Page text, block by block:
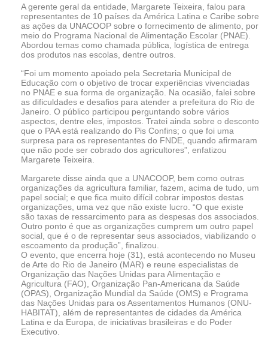
A gerente geral da entidade, Margarete Teixeira, falou para
representantes de 10 países da América Latina e Caribe sobre
as ações da UNACOOP sobre o fornecimento de alimento, por
meio do Programa Nacional de Alimentação Escolar (PNAE).
Abordou temas como chamada pública, logística de entrega
dos produtos nas escolas, dentre outros.
“Foi um momento apoiado pela Secretaria Municipal de
Educação com o objetivo de trocar experiências vivenciadas
no PNAE e sua forma de organização. Na ocasião, falei sobre
as dificuldades e desafios para atender a prefeitura do Rio de
Janeiro. O público participou perguntando sobre vários
aspectos, dentre eles, impostos. Tratei ainda sobre o desconto
que o PAA está realizando do Pis Confins; o que foi uma
surpresa para os representantes do FNDE, quando afirmaram
que não pode ser cobrado dos agricultores”, enfatizou
Margarete Teixeira.
Margarete disse ainda que a UNACOOP, bem como outras
organizações da agricultura familiar, fazem, acima de tudo, um
papel social; e que fica muito difícil cobrar impostos destas
organizações, uma vez que não existe lucro. “O que existe
são taxas de ressarcimento para as despesas dos associados.
Outro ponto é que as organizações cumprem um outro papel
social, que é o de representar seus associados, viabilizando o
escoamento da produção”, finalizou.
O evento, que encerra hoje (31), está acontecendo no Museu
de Arte do Rio de Janeiro (MAR) e reune especialistas de
Organização das Nações Unidas para Alimentação e
Agricultura (FAO), Organização Pan-Americana da Saúde
(OPAS), Organização Mundial da Saúde (OMS) e Programa
das Nações Unidas para os Assentamentos Humanos (ONU-
HABITAT), além de representantes de cidades da América
Latina e da Europa, de iniciativas brasileiras e do Poder
Executivo.